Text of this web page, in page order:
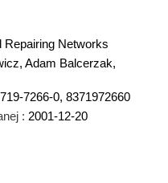
Repairing Networks
Adam Balcerzak,
7266-0, 8371972660
: 2001-12-20